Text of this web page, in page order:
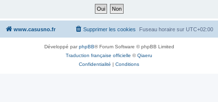
www.casusno.fr Fuseau horaire sur UTC+02:00
Supprimer les cookies
Développé parphpBB® Forum Software © phpBB Limited
Traduction française officielle ©Qiaeru
Confidentialité | Conditions